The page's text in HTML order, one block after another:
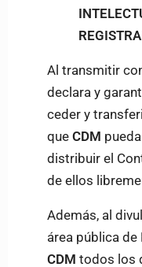
Al transmitir
declara y
ceder y
que CDM
distribuir el
de ellos
Además, al
área pública de
CDM todos los